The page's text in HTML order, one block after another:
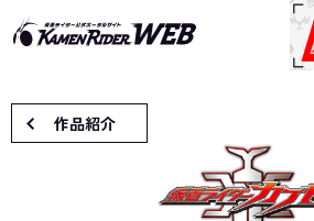
当サイトでは、機械的な自動翻訳サービスを使用していま
す。指定した言語に切り替わらないページは、ブラウザの翻
訳機能をご利用ください。
作品紹介